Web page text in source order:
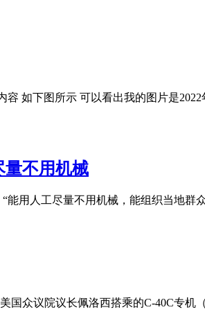
如下图所示 可以看出我的图片是2022
量不用机械
用人工尽量不用机械，能组织当地群